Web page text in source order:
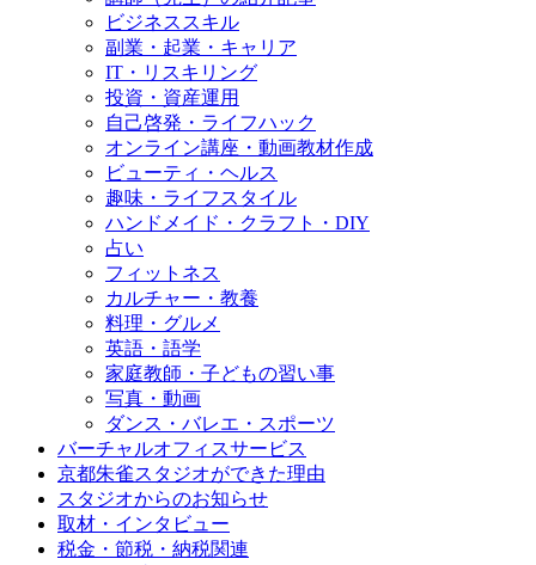
ビジネススキル
副業・起業・キャリア
IT・リスキリング
投資・資産運用
自己啓発・ライフハック
オンライン講座・動画教材作成
ビューティ・ヘルス
趣味・ライフスタイル
ハンドメイド・クラフト・DIY
占い
フィットネス
カルチャー・教養
料理・グルメ
英語・語学
家庭教師・子どもの習い事
写真・動画
ダンス・バレエ・スポーツ
バーチャルオフィスサービス
京都朱雀スタジオができた理由
スタジオからのお知らせ
取材・インタビュー
税金・節税・納税関連